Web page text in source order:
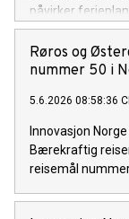
påvirker
Røros og
nummer 50 i
5.6.2026 08:58:36
Innovasjon
Bærekraftig
reisemål